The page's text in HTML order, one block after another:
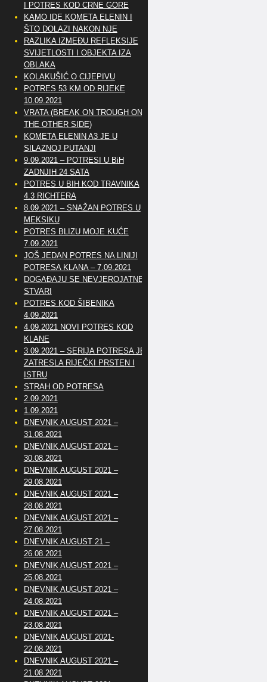
I POTRES KOD CRNE GORE
KAMO IDE KOMETA ELENIN I
ŠTO DOLAZI NAKON NJE
RAZLIKA IZMEĐU REFLEKSIJE
SVIJETLOSTI I OBJEKTA IZA
OBLAKA
KOLAKUŠIĆ O CIJEPIVU
POTRES 53 KM OD RIJEKE
10.09.2021
VRATA (BREAK ON TROUGH ON
THE OTHER SIDE)
KOMETA ELENIN A3 JE U
SILAZNOJ PUTANJI
9.09.2021 – POTRESI U BiH
ZADNJIH 24 SATA
POTRES U BIH KOD TRAVNIKA
4.3 RICHTERA
8.09.2021 – SNAŽAN POTRES U
MEKSIKU
POTRES BLIZU MOJE KUĆE
7.09.2021
JOŠ JEDAN POTRES NA LINIJI
POTRESA KLANA – 7.09.2021
DOGAĐAJU SE NEVJEROJATNE
STVARI
POTRES KOD ŠIBENIKA
4.09.2021
4.09.2021 NOVI POTRES KOD
KLANE
3.09.2021 – SERIJA POTRESA JE
ZATRESLA RIJEČKI PRSTEN I
ISTRU
STRAH OD POTRESA
2.09.2021
1.09.2021
DNEVNIK AUGUST 2021 –
31.08.2021
DNEVNIK AUGUST 2021 –
30.08.2021
DNEVNIK AUGUST 2021 –
29.08.2021
DNEVNIK AUGUST 2021 –
28.08.2021
DNEVNIK AUGUST 2021 –
27.08.2021
DNEVNIK AUGUST 21 –
26.08.2021
DNEVNIK AUGUST 2021 –
25.08.2021
DNEVNIK AUGUST 2021 –
24.08.2021
DNEVNIK AUGUST 2021 –
23.08.2021
DNEVNIK AUGUST 2021-
22.08.2021
DNEVNIK AUGUST 2021 –
21.08.2021